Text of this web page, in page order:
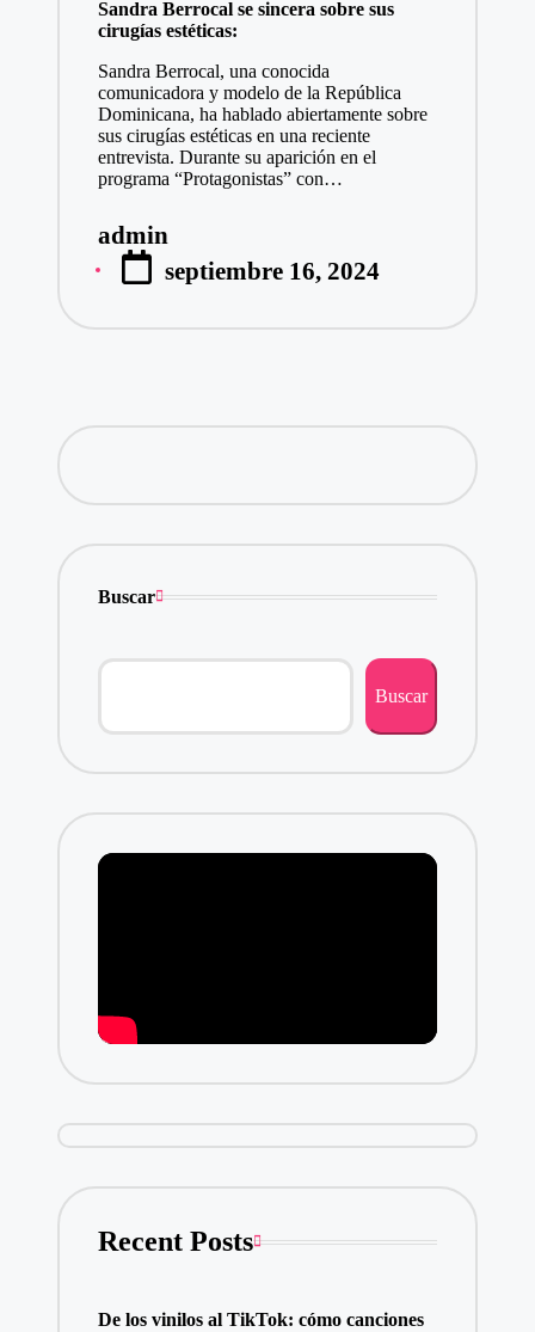
Sandra Berrocal se sincera sobre sus
cirugías estéticas:
Sandra Berrocal, una conocida
comunicadora y modelo de la República
Dominicana, ha hablado abiertamente sobre
sus cirugías estéticas en una reciente
entrevista. Durante su aparición en el
programa “Protagonistas” con…
Publicado
por
admin
septiembre 16, 2024
Buscar
Buscar
Recent Posts
De los vinilos al TikTok: cómo canciones